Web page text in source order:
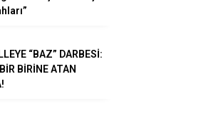
“BAZ” DARBESİ:
BİRİNE ATAN